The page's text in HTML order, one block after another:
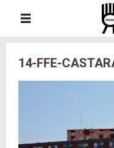
14-FFE-